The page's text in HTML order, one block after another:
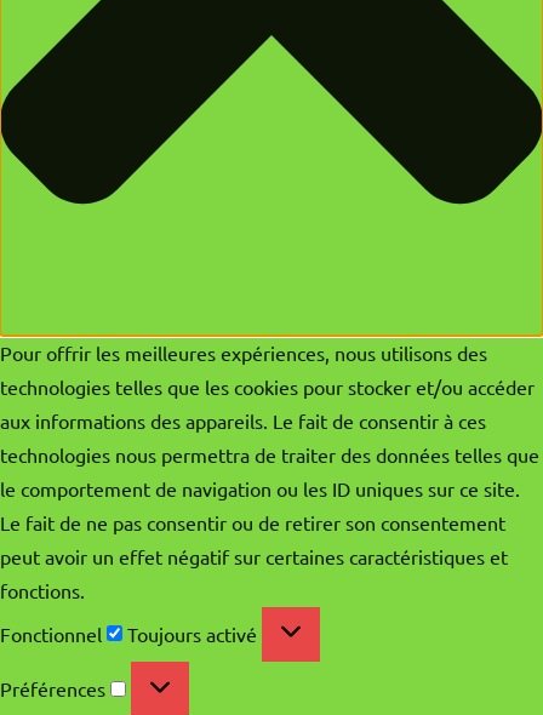
Pour offrir les meilleures expériences, nous utilisons des
technologies telles que les cookies pour stocker et/ou accéder
aux informations des appareils. Le fait de consentir à ces
technologies nous permettra de traiter des données telles que
le comportement de navigation ou les ID uniques sur ce site.
Le fait de ne pas consentir ou de retirer son consentement
peut avoir un effet négatif sur certaines caractéristiques et
fonctions.
Fonctionnel
Fonctionnel
Toujours activé
Préférences Préférences